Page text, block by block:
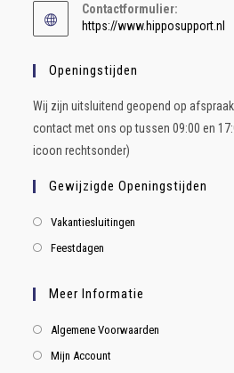
Contactformulier:
https://www.hipposupport.nl
Openingstijden
Wij zijn uitsluitend geopend op
contact met ons op tussen 09:00 en
icoon rechtsonder)
Gewijzigde Openingstijden
Vakantiesluitingen
Feestdagen
Meer Informatie
Algemene Voorwaarden
Mijn Account